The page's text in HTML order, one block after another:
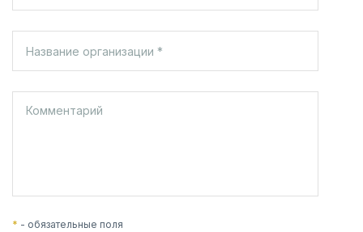
* - обязательные поля